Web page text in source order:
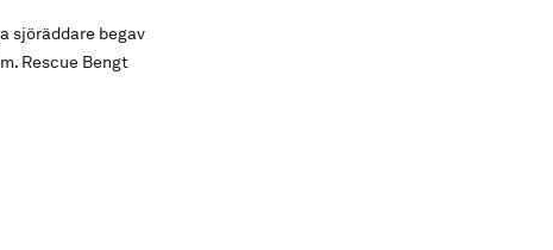
sjöräddare begav
Rescue Bengt